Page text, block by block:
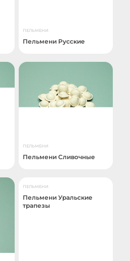
ПЕЛЬМЕНИ
Пельмени Русские
ПЕЛЬМЕНИ
Пельмени Сливочные
ПЕЛЬМЕНИ
Пельмени Уральские
трапезы